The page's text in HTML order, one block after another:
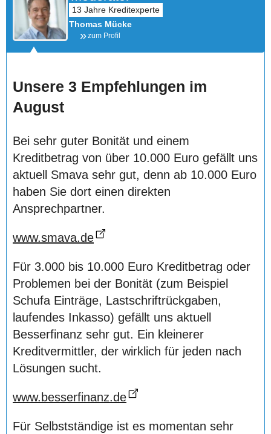
Thomas Mücke
zum Profil
Unsere 3 Empfehlungen im
August
Bei sehr guter Bonität und einem
Kreditbetrag von über 10.000 Euro gefällt uns
aktuell Smava sehr gut, denn ab 10.000 Euro
haben Sie dort einen direkten
Ansprechpartner.
www.smava.de
Für 3.000 bis 10.000 Euro Kreditbetrag oder
Problemen bei der Bonität (zum Beispiel
Schufa Einträge, Lastschriftrückgaben,
laufendes Inkasso) gefällt uns aktuell
Besserfinanz sehr gut. Ein kleinerer
Kreditvermittler, der wirklich für jeden nach
Lösungen sucht.
www.besserfinanz.de
Für Selbstständige ist es momentan sehr